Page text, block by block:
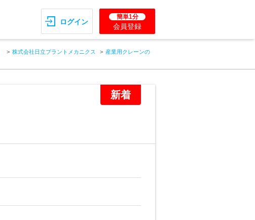
ログイン
簡単1分
会員登録
株式会社日立プラントメカニクス
産業用クレーンの
新着